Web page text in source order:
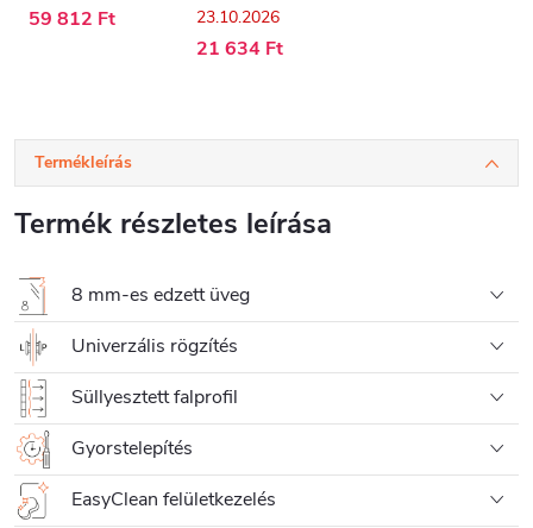
59 812 Ft
23.10.2026
21 634 Ft
Termékleírás
Termék részletes leírása
8 mm-es edzett üveg
Univerzális rögzítés
Süllyesztett falprofil
Gyorstelepítés
EasyClean felületkezelés